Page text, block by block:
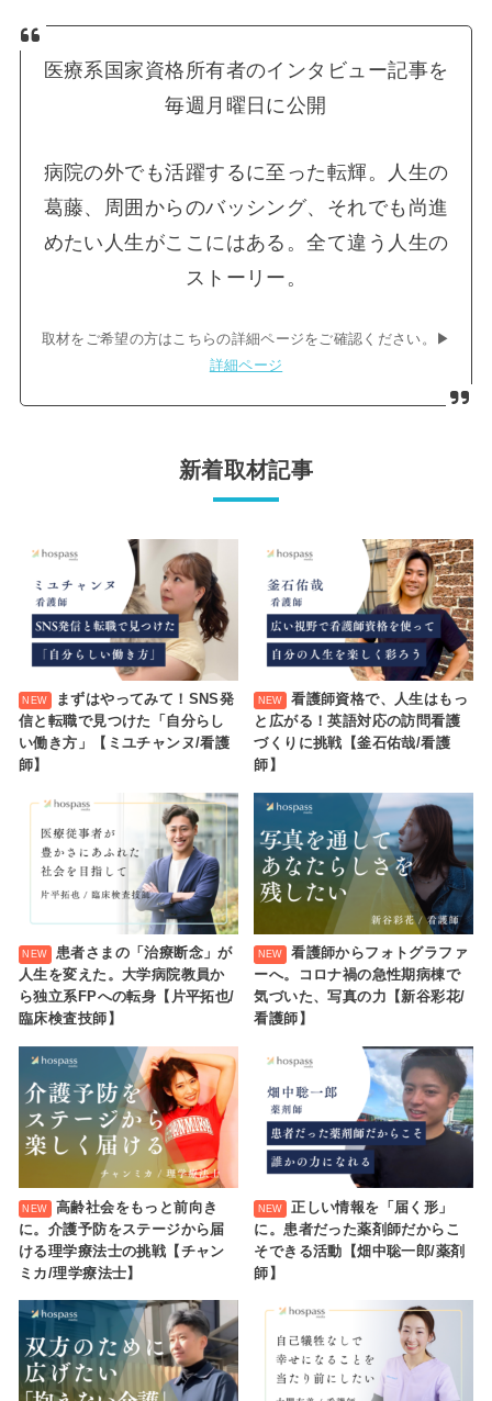
医療系国家資格所有者のインタビュー記事を
毎週月曜日に公開
病院の外でも活躍するに至った転輝。人生の
葛藤、周囲からのバッシング、それでも尚進
めたい人生がここにはある。全て違う人生の
ストーリー。
取材をご希望の方はこちらの詳細ページをご確認ください。▶︎
詳細ページ
新着取材記事
まずはやってみて！SNS発
信と転職で見つけた「自分らし
い働き方」【ミユチャンヌ/看護
師】
看護師資格で、人生はもっ
と広がる！英語対応の訪問看護
づくりに挑戦【釜石佑哉/看護
師】
患者さまの「治療断念」が
人生を変えた。大学病院教員か
ら独立系FPへの転身【片平拓也/
臨床検査技師】
看護師からフォトグラファ
ーへ。コロナ禍の急性期病棟で
気づいた、写真の力【新谷彩花/
看護師】
高齢社会をもっと前向き
に。介護予防をステージから届
ける理学療法士の挑戦【チャン
ミカ/理学療法士】
正しい情報を「届く形」
に。患者だった薬剤師だからこ
そできる活動【畑中聡一郎/薬剤
師】